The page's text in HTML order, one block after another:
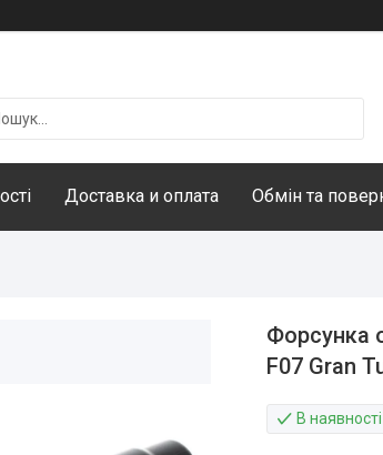
Доставка и оплата Обмін та
Форсунка
F07 Gran
В наявності